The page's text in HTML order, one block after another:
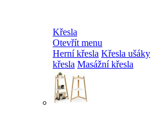
Křesla
Otevřít menu
Herní křesla Křesla ušáky
křesla Masážní křesla